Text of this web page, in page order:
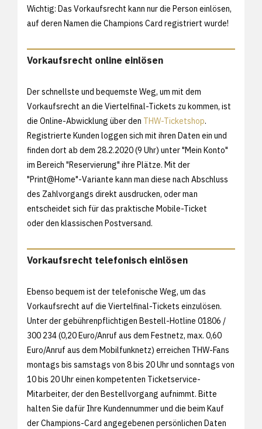
Wichtig: Das Vorkaufsrecht kann nur die Person einlösen,
auf deren Namen die Champions Card registriert wurde!
Vorkaufsrecht online einlösen
Der schnellste und bequemste Weg, um mit dem
Vorkaufsrecht an die Viertelfinal-Tickets zu kommen, ist
die Online-Abwicklung über den THW-Ticketshop.
Registrierte Kunden loggen sich mit ihren Daten ein und
finden dort ab dem 28.2.2020 (9 Uhr) unter "Mein Konto"
im Bereich "Reservierung" ihre Plätze. Mit der
"Print@Home"-Variante kann man diese nach Abschluss
des Zahlvorgangs direkt ausdrucken, oder man
entscheidet sich für das praktische Mobile-Ticket
oder den klassischen Postversand.
Vorkaufsrecht telefonisch einlösen
Ebenso bequem ist der telefonische Weg, um das
Vorkaufsrecht auf die Viertelfinal-Tickets einzulösen.
Unter der gebührenpflichtigen Bestell-Hotline 01806 /
300 234 (0,20 Euro/Anruf aus dem Festnetz, max. 0,60
Euro/Anruf aus dem Mobilfunknetz) erreichen THW-Fans
montags bis samstags von 8 bis 20 Uhr und sonntags von
10 bis 20 Uhr einen kompetenten Ticketservice-
Mitarbeiter, der den Bestellvorgang aufnimmt. Bitte
halten Sie dafür Ihre Kundennummer und die beim Kauf
der Champions-Card angegebenen persönlichen Daten